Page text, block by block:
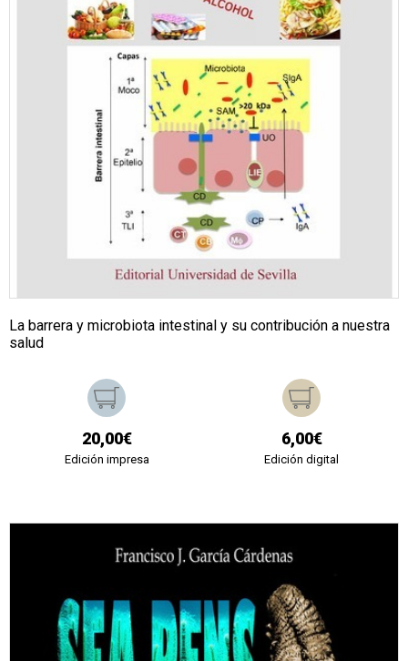
La barrera y microbiota intestinal y su contribución a nuestra
salud
20,00€
Edición impresa
6,00€
Edición digital